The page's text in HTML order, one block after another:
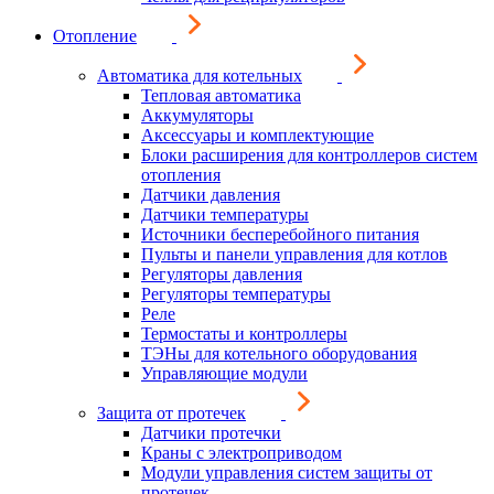
Отопление
Автоматика для котельных
Тепловая автоматика
Аккумуляторы
Аксессуары и комплектующие
Блоки расширения для контроллеров систем
отопления
Датчики давления
Датчики температуры
Источники бесперебойного питания
Пульты и панели управления для котлов
Регуляторы давления
Регуляторы температуры
Реле
Термостаты и контроллеры
ТЭНы для котельного оборудования
Управляющие модули
Защита от протечек
Датчики протечки
Краны с электроприводом
Модули управления систем защиты от